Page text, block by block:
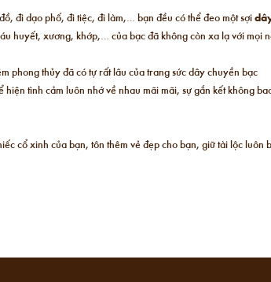
đi dạo phố, đi tiệc, đi làm,… bạn đều có thể đeo một sợi
huyết, xương, khớp,… của bạc đã không còn xa lạ với mọi
phong thủy đã có tự rất lâu của trang sức dây chuyền bạc
tình cảm luôn nhớ về nhau mãi mãi, sự gắn kết không
cổ xinh của bạn, tôn thêm vẻ đẹp cho bạn, giữ tài lộc